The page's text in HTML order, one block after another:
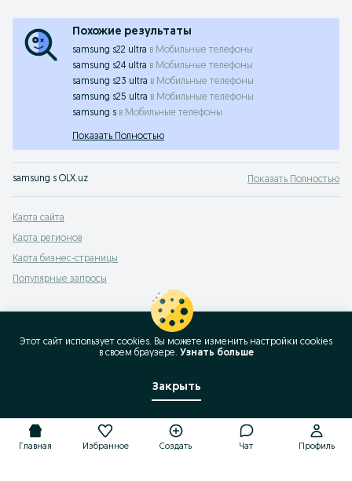
Похожие результаты
samsung s22 ultra в Мобильные телефоны
samsung s24 ultra в Мобильные телефоны
samsung s23 ultra в Мобильные телефоны
samsung s25 ultra в Мобильные телефоны
samsung s в Мобильные телефоны
Показать Полностью
samsung s OLX.uz Показать Полностью
Карта сайта
Карта регионов
Карта бизнес-страницы
Популярные запросы
Главная Избранное Создать Чат Профиль
Этот сайт использует cookies. Вы можете изменить настройки cookies
в своeм браузере. Узнать больше
Закрыть